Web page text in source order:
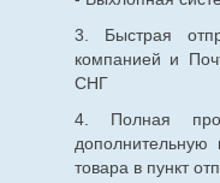
3. Быстрая
компанией и
СНГ
4. Полная
дополнительную
товара в пункт